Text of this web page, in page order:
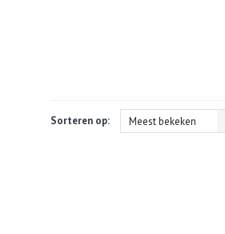
Sorteren op: Meest bekeken